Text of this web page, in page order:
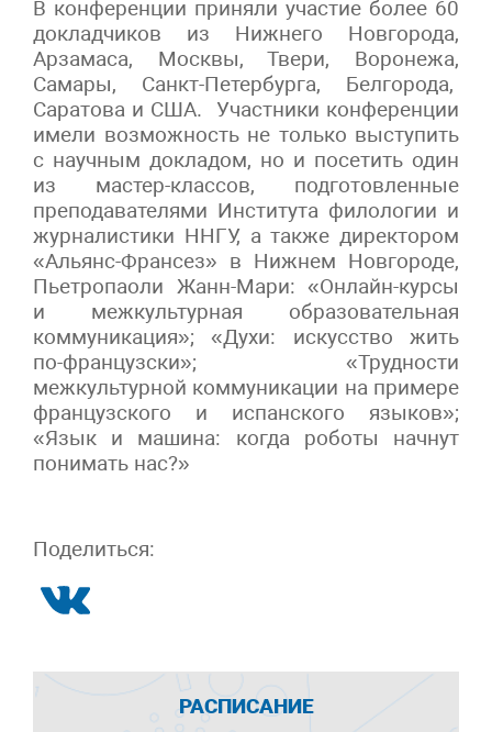
В конференции приняли участие более 60
докладчиков из Нижнего Новгорода,
Арзамаса, Москвы, Твери, Воронежа,
Самары, Санкт-Петербурга, Белгорода,
Саратова и США. Участники конференции
имели возможность не только выступить
с научным докладом, но и посетить один
из мастер-классов, подготовленные
преподавателями Института филологии и
журналистики ННГУ, а также директором
«Альянс-Франсез» в Нижнем Новгороде,
Пьетропаоли Жанн-Мари: «Онлайн-курсы
и межкультурная образовательная
коммуникация»; «Духи: искусство жить
по-французски»; «Трудности
межкультурной коммуникации на примере
французского и испанского языков»;
«Язык и машина: когда роботы начнут
понимать нас?»
Поделиться:
РАСПИСАНИЕ